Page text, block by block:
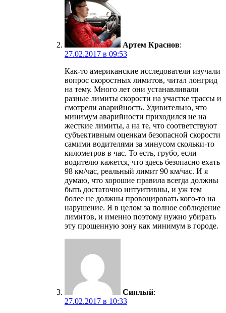
Артем Краснов:
27.02.2017 в 09:53
Как-то американские исследователи изучали
вопрос скоростных лимитов, читал лонгрид
на тему. Много лет они устанавливали
разные лимиты скорости на участке трассы и
смотрели аварийность. Удивительно, что
минимум аварийности приходился не на
жесткие лимиты, а на те, что соответствуют
субъективным оценкам безопасной скорости
самими водителями за минусом скольки-то
километров в час. То есть, грубо, если
водителю кажется, что здесь безопасно ехать
98 км/час, реальный лимит 90 км/час. И я
думаю, что хорошие правила всегда должны
быть достаточно интуитивны, и уж тем
более не должны провоцировать кого-то на
нарушение. Я в целом за полное соблюдение
лимитов, и именно поэтому нужно убирать
эту прощенную зону как минимум в городе.
Сиплый:
27.02.2017 в 10:33